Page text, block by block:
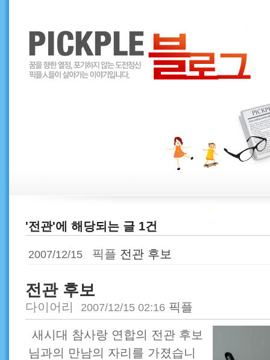
'전관'에 해당되는 글 1건
2007/12/15 픽플 전관 후보
전관 후보
다이어리 2007/12/15 02:16 픽플
새시대 참사랑 연합의 전관 후보
님과의 만남의 자리를 가졌습니